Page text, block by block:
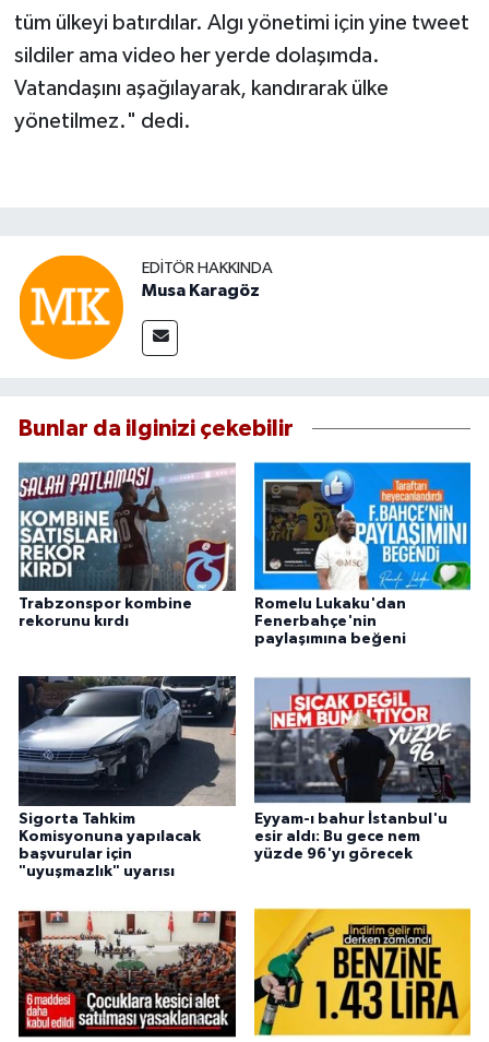
tüm ülkeyi batırdılar. Algı yönetimi için yine tweet
sildiler ama video her yerde dolaşımda.
Vatandaşını aşağılayarak, kandırarak ülke
yönetilmez." dedi.
EDITÖR HAKKINDA
Musa Karagöz
Bunlar da ilginizi çekebilir
Trabzonspor kombine
rekorunu kırdı
Romelu Lukaku'dan
Fenerbahçe'nin
paylaşımına beğeni
Sigorta Tahkim
Komisyonuna yapılacak
başvurular için
"uyuşmazlık" uyarısı
Eyyam-ı bahur İstanbul'u
esir aldı: Bu gece nem
yüzde 96'yı görecek